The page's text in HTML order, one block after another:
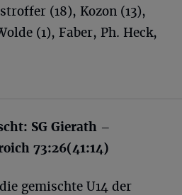
(18), Kozon (13),
(1), Faber, Ph. Heck,
SG Gierath –
73:26(41:14)
gemischte U14 der